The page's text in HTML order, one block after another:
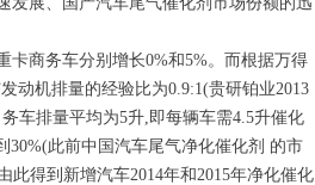
卡商务车分别增长0%和5%。而根据万得
动机排量的经验比为0.9:1(贵研铂业2013
车排量平均为5升,即每辆车需4.5升催化
30%(此前中国汽车尾气净化催化剂 的市
得到新增汽车2014年和2015年净化催化